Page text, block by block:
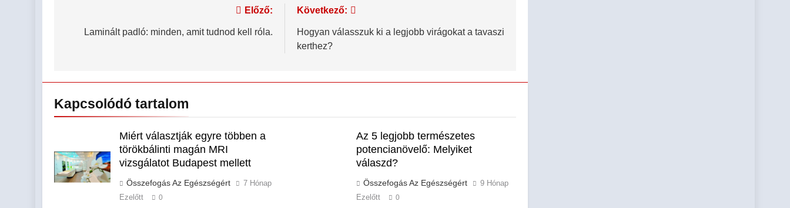
navigáció
Előző:
Laminált padló: minden, amit tudnod kell róla.
Következő:
Hogyan válasszuk ki a legjobb virágokat a tavaszi
kerthez?
Kapcsolódó tartalom
Miért választják egyre többen a
törökbálinti magán MRI
vizsgálatot Budapest mellett
Összefogás Az Egészségért
7 Hónap
Ezelőtt
0
Az 5 legjobb természetes
potencianövelő: Melyiket
válaszd?
Összefogás Az Egészségért
9 Hónap
Ezelőtt
0